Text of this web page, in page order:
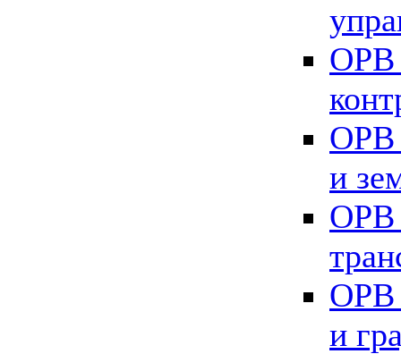
ОРВ
ОРВ
и
ОРВ
ОРВ
и